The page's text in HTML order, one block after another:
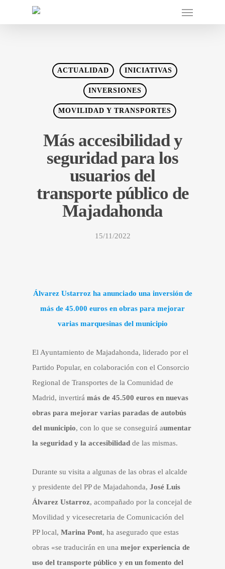
ACTUALIDAD INICIATIVAS
INVERSIONES
MOVILIDAD Y TRANSPORTES
Más accesibilidad y
seguridad para los
usuarios del
transporte público de
Majadahonda
15/11/2022
Álvarez Ustarroz ha anunciado una inversión de
más de 45.000 euros en obras para mejorar
varias marquesinas del municipio
El Ayuntamiento de Majadahonda, liderado por el
Partido Popular, en colaboración con el Consorcio
Regional de Transportes de la Comunidad de
Madrid, invertirá más de 45.500 euros en nuevas
obras para mejorar varias paradas de autobús
del municipio, con lo que se conseguirá aumentar
la seguridad y la accesibilidad de las mismas.
Durante su visita a algunas de las obras el alcalde
y presidente del PP de Majadahonda, José Luis
Álvarez Ustarroz, acompañado por la concejal de
Movilidad y vicesecretaria de Comunicación del
PP local, Marina Pont, ha asegurado que estas
obras «se traducirán en una mejor experiencia de
uso del transporte público y en un fomento del